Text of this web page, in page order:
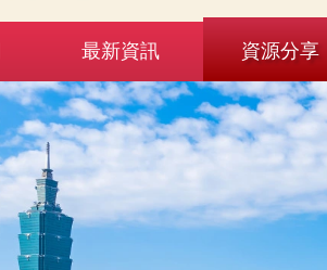
最新資訊 資源分享